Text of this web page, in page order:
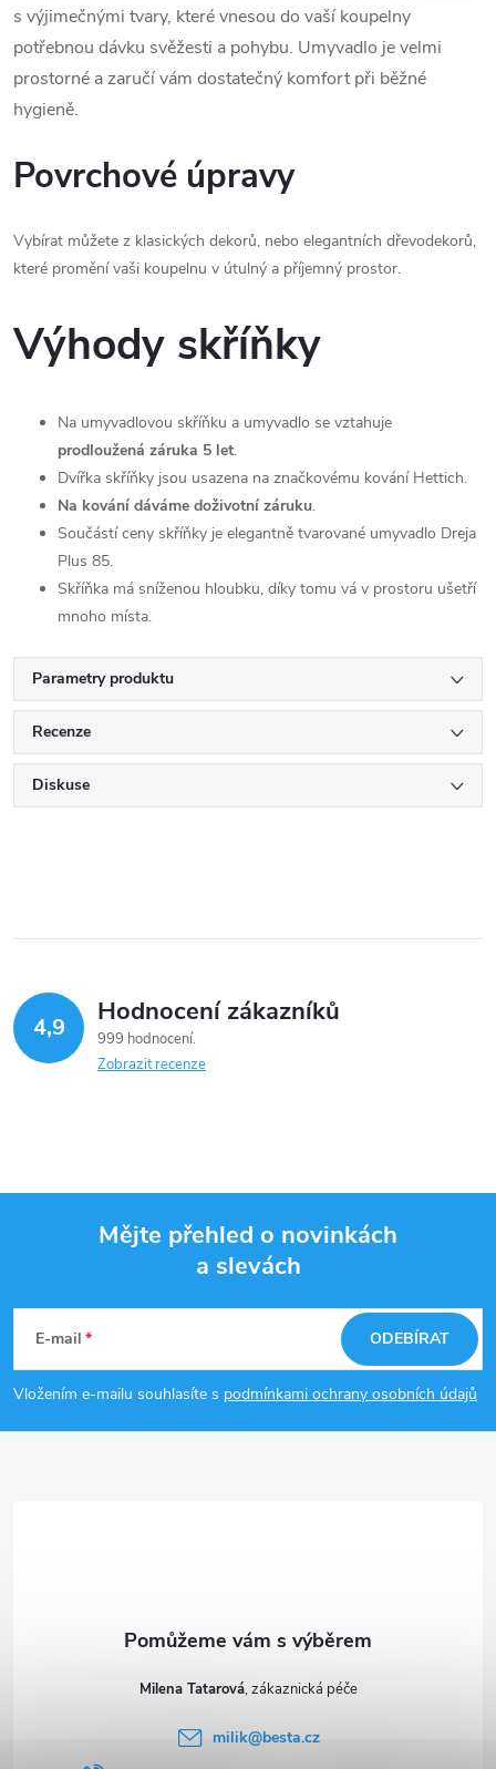
s výjimečnými tvary, které vnesou do vaší koupelny
potřebnou dávku svěžesti a pohybu. Umyvadlo je velmi
prostorné a zaručí vám dostatečný komfort při běžné
hygieně.
Povrchové úpravy
Vybírat můžete z klasických dekorů, nebo elegantních dřevodekorů,
které promění vaši koupelnu v útulný a příjemný prostor.
Výhody skříňky
Na umyvadlovou skříňku a umyvadlo se vztahuje
prodloužená záruka 5 let.
Dvířka skříňky jsou usazena na značkovému kování Hettich.
Na kování dáváme doživotní záruku.
Součástí ceny skříňky je elegantně tvarované umyvadlo Dreja
Plus 85.
Skříňka má sníženou hloubku, díky tomu vá v prostoru ušetří
mnoho místa.
Parametry produktu
Recenze
Diskuse
4,9 Hodnocení zákazníků
999 hodnocení
Zobrazit recenze
p
Mějte přehled o novinkách
a slevách
E-mail
Vložením e-mailu souhlasíte s podmínkami ochrany osobních údajů
ODEBÍRAT
Milena Tatarová
milik@besta.cz